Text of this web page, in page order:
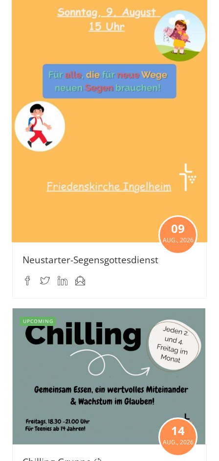
09
AUG., 2026
Neustarter-Segensgottesdienst
14
AUG., 2026
UPCOMING